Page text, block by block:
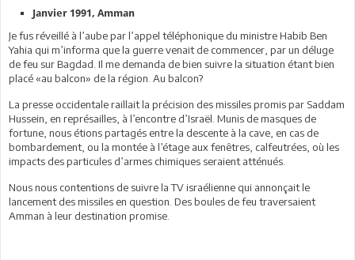
Janvier 1991, Amman
Je fus réveillé à l’aube par l’appel téléphonique du ministre Habib Ben
Yahia qui m’informa que la guerre venait de commencer, par un déluge
de feu sur Bagdad. Il me demanda de bien suivre la situation étant bien
placé «au balcon» de la région. Au balcon?
La presse occidentale raillait la précision des missiles promis par Saddam
Hussein, en représailles, à l’encontre d’Israël. Munis de masques de
fortune, nous étions partagés entre la descente à la cave, en cas de
bombardement, ou la montée à l’étage aux fenêtres, calfeutrées, où les
impacts des particules d’armes chimiques seraient atténués.
Nous nous contentions de suivre la TV israélienne qui annonçait le
lancement des missiles en question. Des boules de feu traversaient
Amman à leur destination promise.